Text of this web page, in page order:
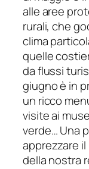
alle aree
rurali, che
clima
quelle
da flussi
giugno è in
un ricco
visite ai
verde… Una
apprezzare
della nostra